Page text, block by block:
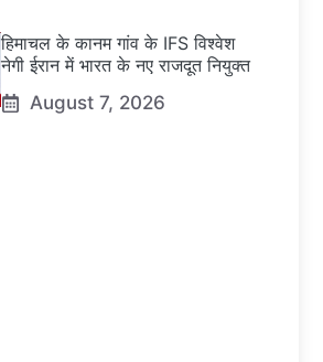
हिमाचल के कानम गांव के IFS विश्वेश
नेगी ईरान में भारत के नए राजदूत नियुक्त
August 7, 2026